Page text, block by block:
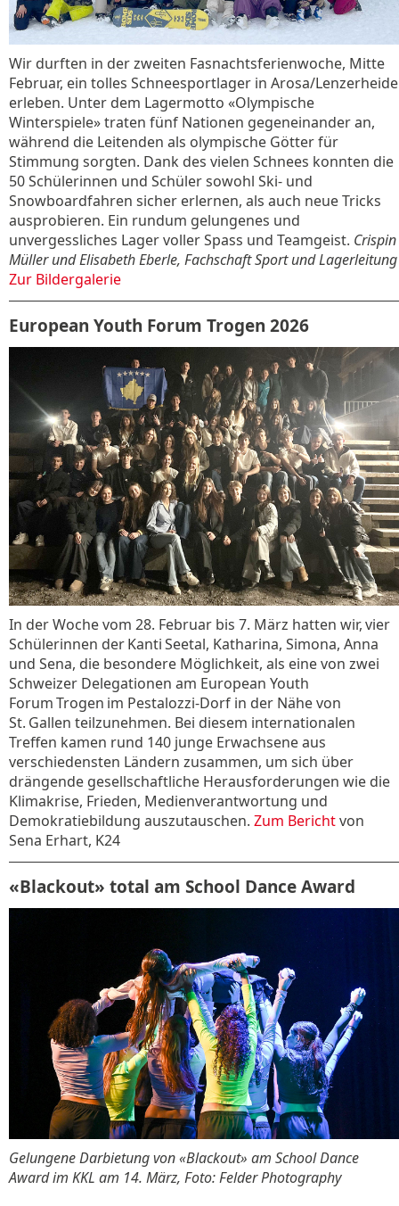
Wir durften in der zweiten Fasnachtsferienwoche, Mitte
Februar, ein tolles Schneesportlager in Arosa/Lenzerheide
erleben. Unter dem Lagermotto «Olympische
Winterspiele» traten fünf Nationen gegeneinander an,
während die Leitenden als olympische Götter für
Stimmung sorgten. Dank des vielen Schnees konnten die
50 Schülerinnen und Schüler sowohl Ski- und
Snowboardfahren sicher erlernen, als auch neue Tricks
ausprobieren. Ein rundum gelungenes und
unvergessliches Lager voller Spass und Teamgeist. Crispin
Müller und Elisabeth Eberle, Fachschaft Sport und Lagerleitung
Zur Bildergalerie
European Youth Forum Trogen 2026
In der Woche vom 28. Februar bis 7. März hatten wir, vier
Schülerinnen der Kanti Seetal, Katharina, Simona, Anna
und Sena, die besondere Möglichkeit, als eine von zwei
Schweizer Delegationen am European Youth
Forum Trogen im Pestalozzi-Dorf in der Nähe von
St. Gallen teilzunehmen. Bei diesem internationalen
Treffen kamen rund 140 junge Erwachsene aus
verschiedensten Ländern zusammen, um sich über
drängende gesellschaftliche Herausforderungen wie die
Klimakrise, Frieden, Medienverantwortung und
Demokratiebildung auszutauschen. Zum Berichtvon
Sena Erhart, K24
«Blackout» total am School Dance Award
Gelungene Darbietung von «Blackout» am School Dance
Award im KKL am 14. März, Foto: Felder Photography